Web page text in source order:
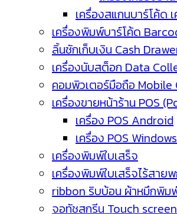
เครื่องสแกนบาร์โค้ด
เครื่องพิมพ์บาร์โค้ด
ลิ้นชักเก็บเงิน Cash
เครื่องนับสต็อก Data
คอมพิวเตอร์มือถือ
เครื่องขายหน้าร้าน POS
เครื่อง POS Android
เครื่อง POS Windows
เครื่องพิมพ์ใบเสร็จ
เครื่องพิมพ์ใบเสร็จไร้สาย
ribbon ริบบ้อน ผ้าหมึกพิม
จอทัชสกรีน Touch screen